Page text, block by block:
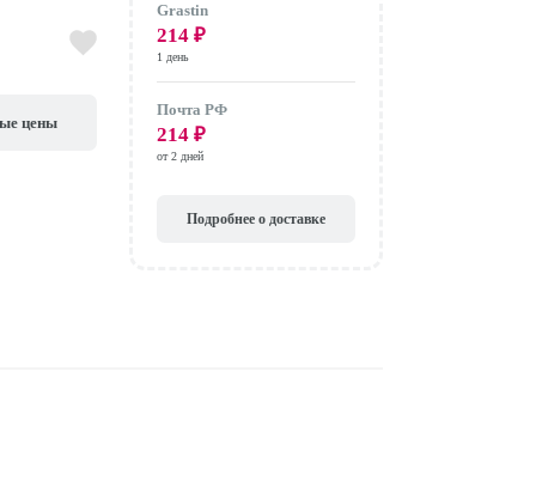
цены
Grastin
214 ₽
1 день
Почта РФ
214 ₽
от 2 дней
Подробнее о доставке